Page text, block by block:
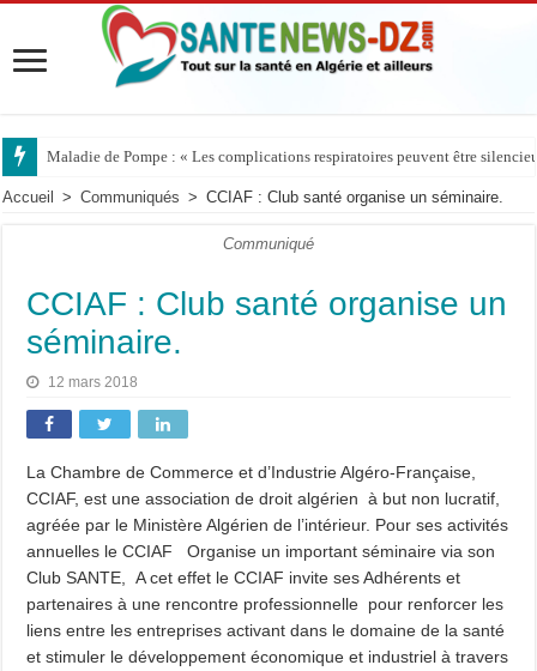
Maladie de Pompe : « Les complications respiratoires peuvent être
Accueil > Communiqués > CCIAF : Club santé organise un séminaire.
Communiqué
CCIAF : Club santé organise un
séminaire.
12 mars 2018
La Chambre de Commerce et d’Industrie Algéro-Française,
CCIAF, est une association de droit algérien à but non lucratif,
agréée par le Ministère Algérien de l’intérieur. Pour ses activités
annuelles le CCIAF Organise un important séminaire via son
Club SANTE, A cet effet le CCIAF invite ses Adhérents et
partenaires à une rencontre professionnelle pour renforcer les
liens entre les entreprises activant dans le domaine de la santé
et stimuler le développement économique et industriel à travers